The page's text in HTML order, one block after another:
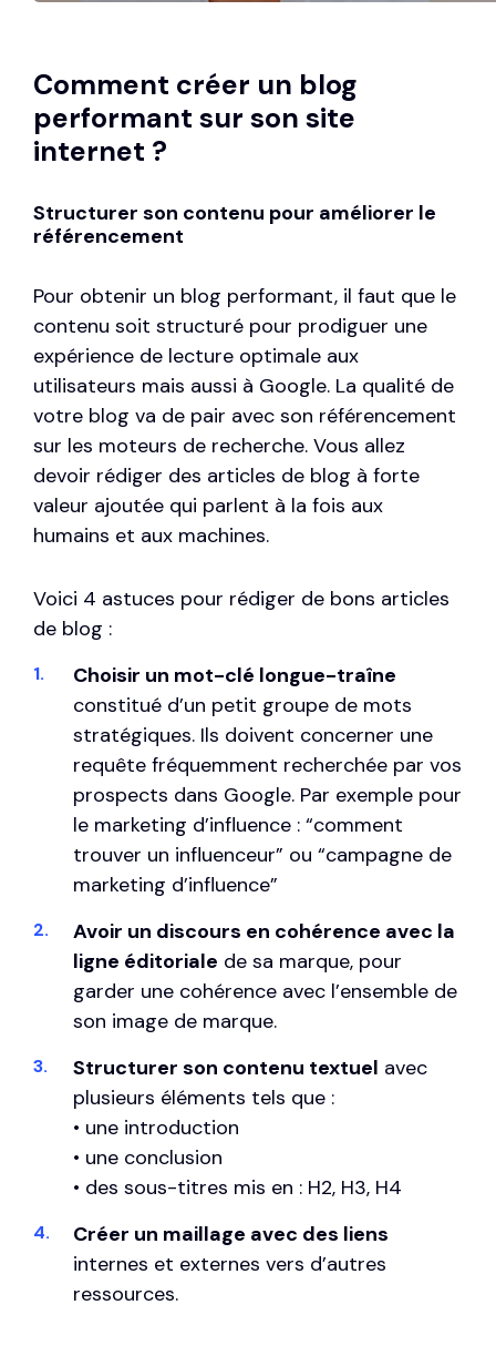
Comment créer un blog
performant sur son site
internet ?
Structurer son contenu pour améliorer le
référencement
Pour obtenir un blog performant, il faut que le
contenu soit structuré pour prodiguer une
expérience de lecture optimale aux
utilisateurs mais aussi à Google. La qualité de
votre blog va de pair avec son référencement
sur les moteurs de recherche. Vous allez
devoir rédiger des articles de blog à forte
valeur ajoutée qui parlent à la fois aux
humains et aux machines.
Voici 4 astuces pour rédiger de bons articles
de blog :
Choisir un mot-clé longue-traîne
constitué d’un petit groupe de mots
stratégiques. Ils doivent concerner une
requête fréquemment recherchée par vos
prospects dans Google. Par exemple pour
le marketing d’influence : “comment
trouver un influenceur” ou “campagne de
marketing d’influence”
Avoir un discours en cohérence avec la
ligne éditoriale de sa marque, pour
garder une cohérence avec l’ensemble de
son image de marque.
Structurer son contenu textuel avec
plusieurs éléments tels que :
• une introduction
• une conclusion
• des sous-titres mis en : H2, H3, H4
Créer un maillage avec des liens
internes et externes vers d’autres
ressources.